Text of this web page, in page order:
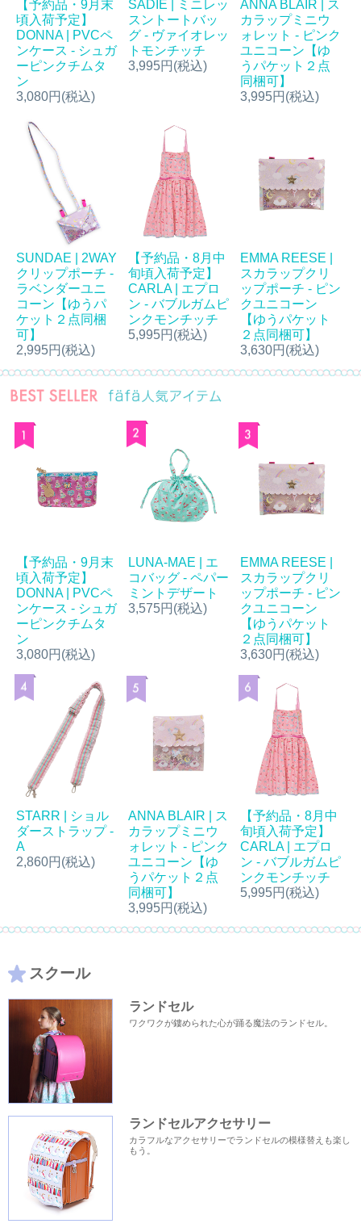
【予約品・9月末
頃入荷予定】
DONNA | PVCペ
ンケース - シュガ
ーピンクチムタ
ン
3,080円(税込)
SADIE | ミニレッ
スントートバッ
グ - ヴァイオレッ
トモンチッチ
3,995円(税込)
ANNA BLAIR | ス
カラップミニウ
ォレット - ピンク
ユニコーン【ゆ
うパケット２点
同梱可】
3,995円(税込)
SUNDAE | 2WAY
クリップポーチ -
ラベンダーユニ
コーン【ゆうパ
ケット２点同梱
可】
2,995円(税込)
【予約品・8月中
旬頃入荷予定】
CARLA | エプロ
ン - バブルガムピ
ンクモンチッチ
5,995円(税込)
EMMA REESE |
スカラップクリ
ップポーチ - ピン
クユニコーン
【ゆうパケット
２点同梱可】
3,630円(税込)
【予約品・9月末
頃入荷予定】
DONNA | PVCペ
ンケース - シュガ
ーピンクチムタ
ン
3,080円(税込)
LUNA-MAE | エ
コバッグ - ペパー
ミントデザート
3,575円(税込)
EMMA REESE |
スカラップクリ
ップポーチ - ピン
クユニコーン
【ゆうパケット
２点同梱可】
3,630円(税込)
STARR | ショル
ダーストラップ -
A
2,860円(税込)
ANNA BLAIR | ス
カラップミニウ
ォレット - ピンク
ユニコーン【ゆ
うパケット２点
同梱可】
3,995円(税込)
【予約品・8月中
旬頃入荷予定】
CARLA | エプロ
ン - バブルガムピ
ンクモンチッチ
5,995円(税込)
スクール
ランドセル
ワクワクが鏤められた心が踊る魔法のランドセル。
ランドセルアクセサリー
カラフルなアクセサリーでランドセルの模様替えも楽し
もう。